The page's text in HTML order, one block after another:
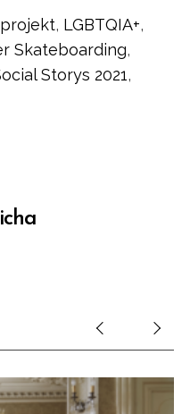
, LGBTQIA+,
Skateboarding,
Storys 2021,